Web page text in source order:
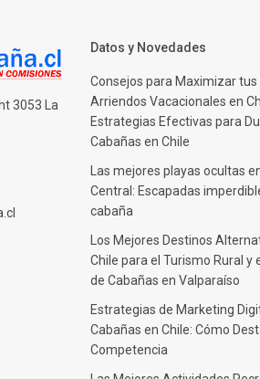
3053 La
Datos y Novedades
Consejos para Maximizar tus
Arriendos Vacacionales en
Estrategias Efectivas para
Cabañas en Chile
Las mejores playas ocultas
Central: Escapadas
cabaña
Los Mejores Destinos
Chile para el Turismo Rural y
de Cabañas en Valparaíso
Estrategias de Marketing
Cabañas en Chile: Cómo
Competencia